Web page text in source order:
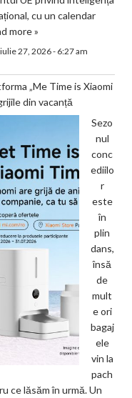
cu un calendar
more »
iulie 27, 2026 - 6:27 am
„Me Time is Xiaomi
din vacanță
Sezo
nul
conc
ediilo
r
este
în
plin
dans,
însă
de
mult
e ori
bagaj
ele
vin la
pach
ce lăsăm în urmă. Un